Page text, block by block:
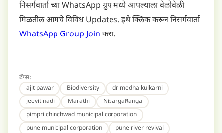
निसर्गवार्ता च्या WhatsApp ग्रुप मध्ये आपल्याला वेळोवेळी
मिळतील आमचे विविध Updates. इथे क्लिक करून निसर्गवार्ता
WhatsApp Group Joinकरा.
टॅग्स:
ajit pawar
Biodiversity
dr medha kulkarni
jeevit nadi
Marathi
NisargaRanga
pimpri chinchwad municipal corporation
pune municipal corporation
pune river revival